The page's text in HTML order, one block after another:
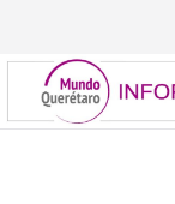
contenido